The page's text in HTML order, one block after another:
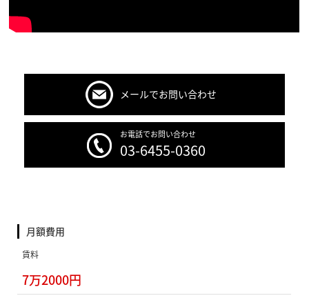
メールでお問い合わせ
お電話でお問い合わせ
03-6455-0360
月額費用
賃料
7万2000円